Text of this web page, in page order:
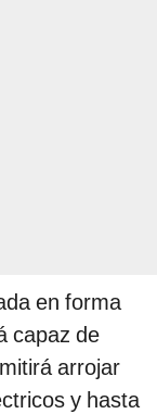
en forma
capaz de
arrojar
y hasta